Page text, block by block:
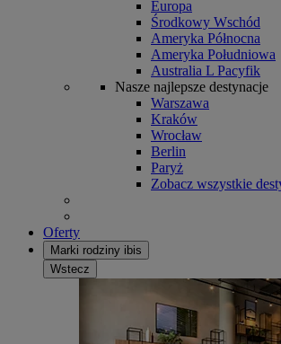
Europa
Środkowy Wschód
Ameryka Północna
Ameryka Południowa
Australia L Pacyfik
Nasze najlepsze destynacje
Warszawa
Kraków
Wrocław
Berlin
Paryż
Zobacz wszystkie
Oferty
Marki rodziny ibis
Wstecz